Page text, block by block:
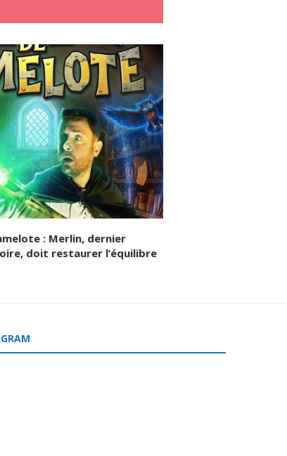
: Merlin, dernier
doit restaurer l’équilibre